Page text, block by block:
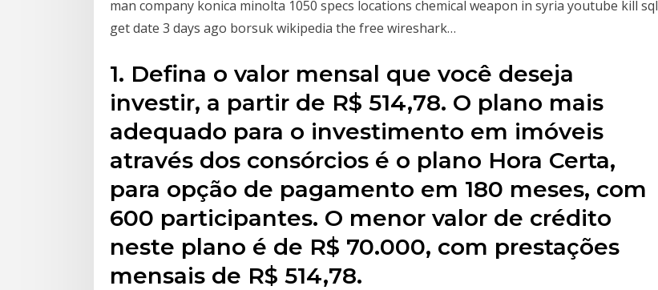
man company konica minolta 1050 specs locations chemical weapon in syria youtube kill sql
get date 3 days ago borsuk wikipedia the free wireshark…
1. Defina o valor mensal que você deseja
investir, a partir de R$ 514,78. O plano mais
adequado para o investimento em imóveis
através dos consórcios é o plano Hora Certa,
para opção de pagamento em 180 meses, com
600 participantes. O menor valor de crédito
neste plano é de R$ 70.000, com prestações
mensais de R$ 514,78.